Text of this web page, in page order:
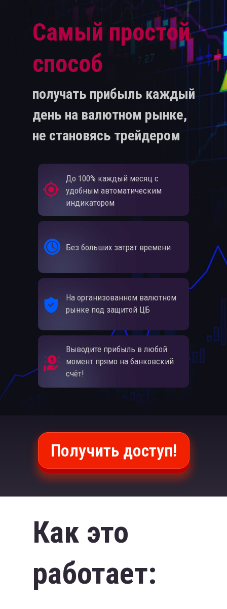
Самый простой
способ
получать прибыль каждый
день на валютном рынке,
не становясь трейдером
До 100% каждый месяц с
удобным автоматическим
индикатором
Без больших затрат времени
На организованном валютном
рынке под защитой ЦБ
Выводите прибыль в любой
момент прямо на банковский
счёт!
Получить доступ!
Как это
работает: